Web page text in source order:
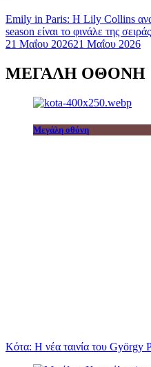
Emily in Paris: Η Lily Collins
season είναι το φινάλε της
21 Μαΐου 202621 Μαΐου 2026
ΜΕΓΑΛΗ ΟΘΟΝΗ
Μεγάλη οθόνη
Κότα: Η νέα ταινία του György